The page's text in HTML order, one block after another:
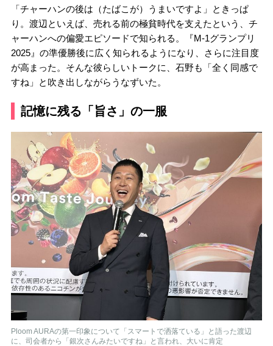
「チャーハンの後は（たばこが）うまいですよ」ときっぱ
り。渡辺といえば、売れる前の極貧時代を支えたという、チ
ャーハンへの偏愛エピソードで知られる。『M-1グランプリ
2025』の準優勝後に広く知られるようになり、さらに注目度
が高まった。そんな彼らしいトークに、石野も「全く同感で
すね」と吹き出しながらうなずいた。
記憶に残る「旨さ」の一服
Ploom AURAの第一印象について「スマートで洒落ている」と語った渡辺
に、司会者から「銀次さんみたいですね」と言われ、大いに肯定